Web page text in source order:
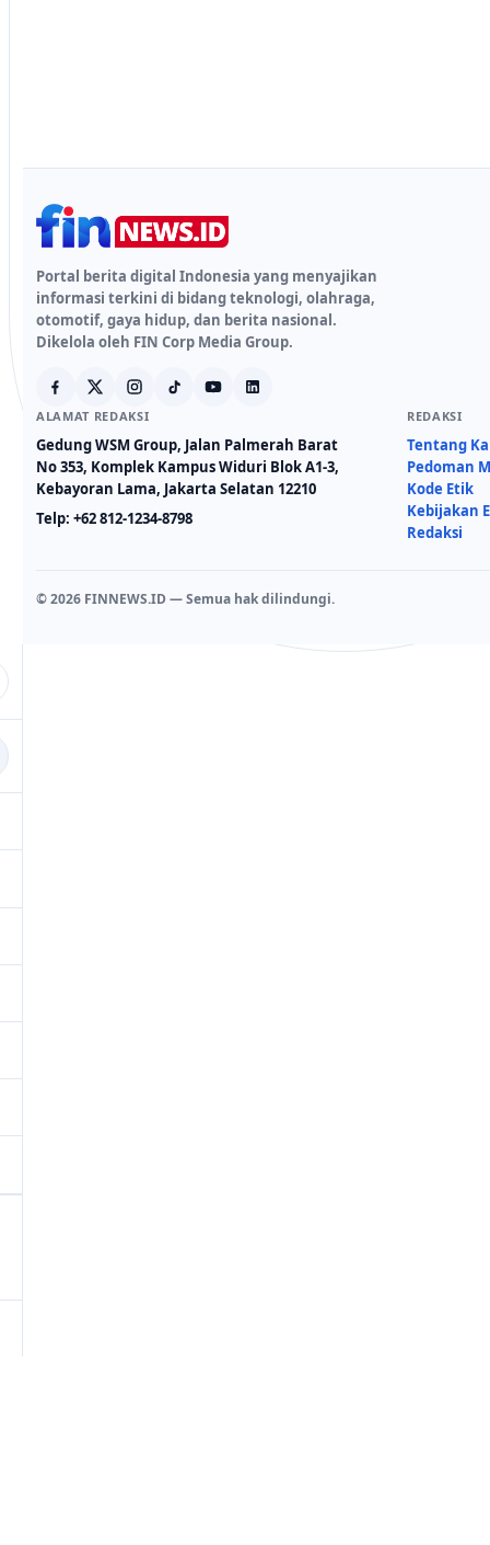
Portal berita digital Indonesia yang menyajikan
informasi terkini di bidang teknologi, olahraga,
otomotif, gaya hidup, dan berita nasional.
Dikelola oleh FIN Corp Media Group.
ALAMAT REDAKSI
Gedung WSM Group, Jalan Palmerah Barat
No 353, Komplek Kampus Widuri Blok A1-3,
Kebayoran Lama, Jakarta Selatan 12210
Telp: +62 812-1234-8798
REDAKSI
Tentang
Pedoman
Kode Etik
Kebijakan
Redaksi
© 2026 FINNEWS.ID — Semua hak dilindungi.